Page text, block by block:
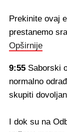
Prekinite ovaj
prestanemo
Opširnije
9:55 Saborski
normalno
skupiti
I dok su na